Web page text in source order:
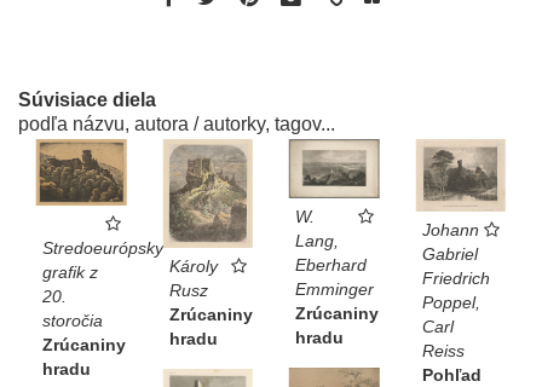
Súvisiace diela
podľa názvu, autora / autorky, tagov...
Stredoeurópsky
grafik z
20.
storočia
Zrúcaniny
hradu
Károly
Rusz
Zrúcaniny
hradu
W.
Lang,
Eberhard
Emminger
Zrúcaniny
hradu
Johann
Gabriel
Friedrich
Poppel,
Carl
Reiss
Pohľad